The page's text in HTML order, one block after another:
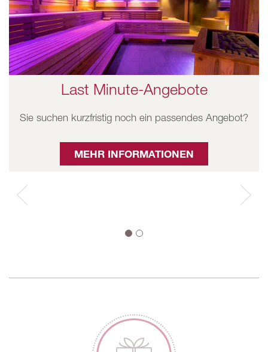
Last Minute-Angebote
Sie suchen kurzfristig noch ein passendes Angebot?
MEHR INFORMATIONEN